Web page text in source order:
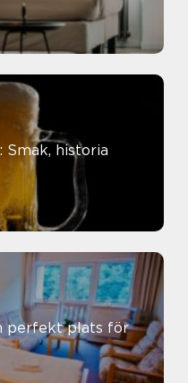
historia
perfekt plats för